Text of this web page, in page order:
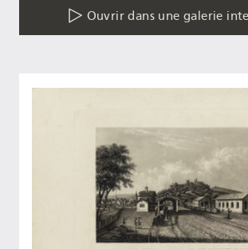
Ouvrir dans une galerie